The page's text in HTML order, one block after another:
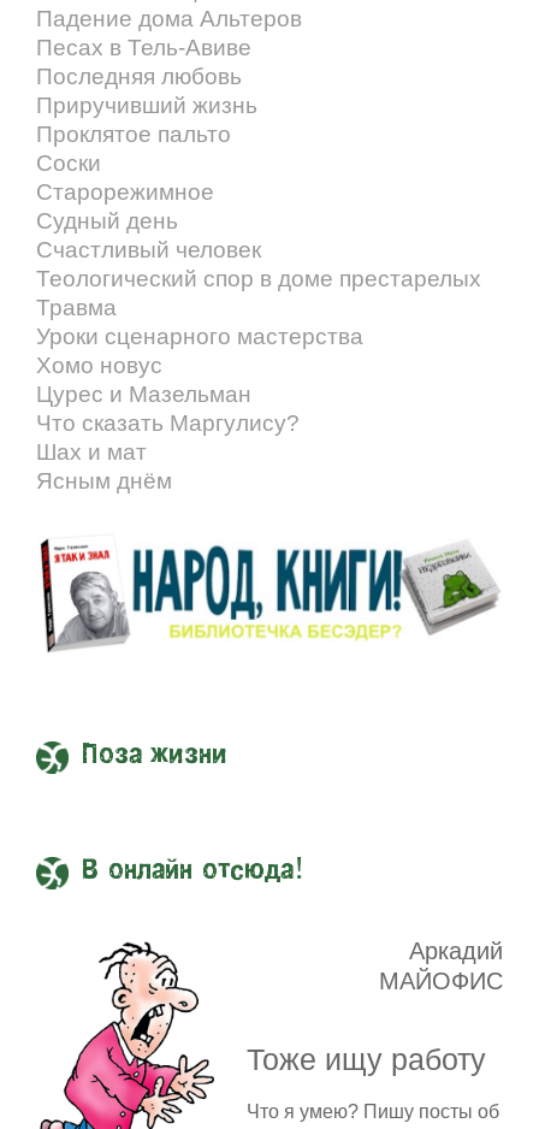
Падение дома Альтеров
Песах в Тель-Авиве
Последняя любовь
Приручивший жизнь
Проклятое пальто
Соски
Старорежимное
Судный день
Счастливый человек
Теологический спор в доме престарелых
Травма
Уроки сценарного мастерства
Хомо новус
Цурес и Мазельман
Что сказать Маргулису?
Шах и мат
Ясным днём
Поза жизни
В онлайн отсюда!
Аркадий
МАЙОФИС
Тоже ищу работу
Что я умею? Пишу посты об